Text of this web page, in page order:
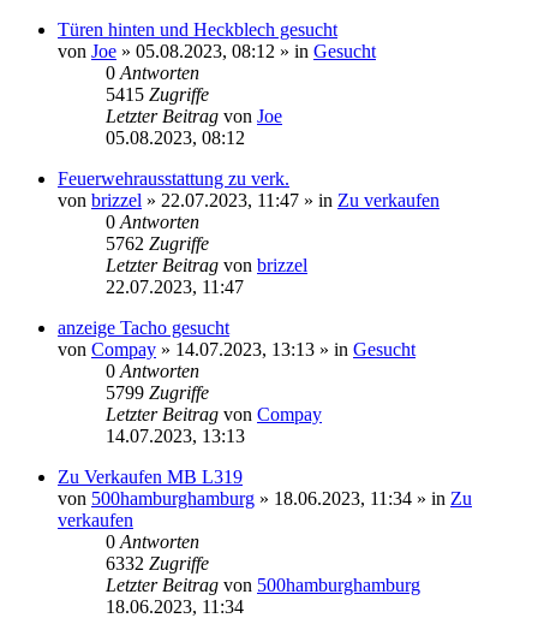
Türen hinten und Heckblech gesucht
von Joe » 05.08.2023, 08:12 » in Gesucht
0 Antworten
5415 Zugriffe
Letzter Beitrag von Joe
05.08.2023, 08:12
Feuerwehrausstattung zu verk.
von brizzel » 22.07.2023, 11:47 » in Zu verkaufen
0 Antworten
5762 Zugriffe
Letzter Beitrag von brizzel
22.07.2023, 11:47
anzeige Tacho gesucht
von Compay » 14.07.2023, 13:13 » in Gesucht
0 Antworten
5799 Zugriffe
Letzter Beitrag von Compay
14.07.2023, 13:13
Zu Verkaufen MB L319
von 500hamburghamburg » 18.06.2023, 11:34 » in Zu
verkaufen
0 Antworten
6332 Zugriffe
Letzter Beitrag von 500hamburghamburg
18.06.2023, 11:34